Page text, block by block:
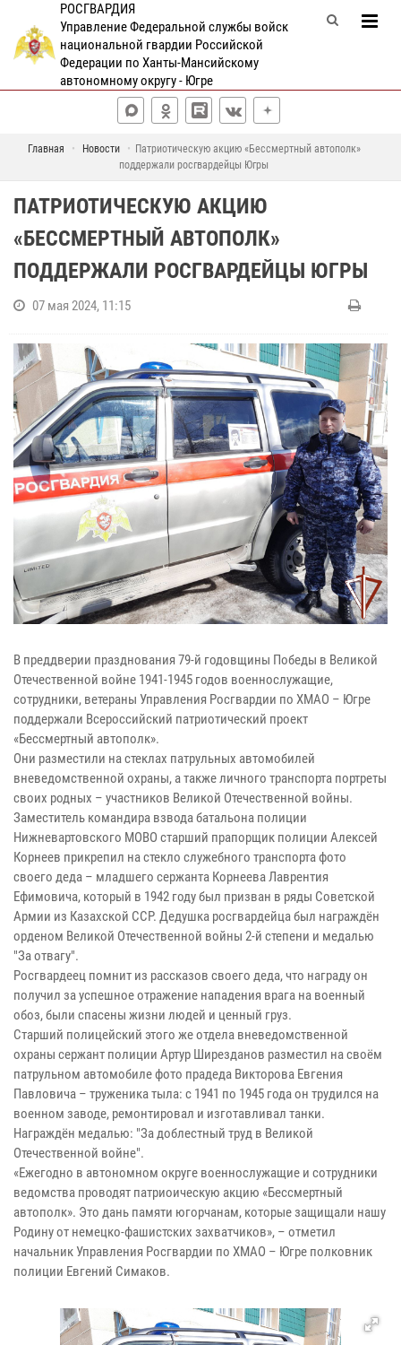
РОСГВАРДИЯ
Управление Федеральной службы войск
национальной гвардии Российской
Федерации по Ханты-Мансийскому
автономному округу - Югре
Главная Новости
Патриотическую акцию «Бессмертный автополк»
поддержали росгвардейцы Югры
ПАТРИОТИЧЕСКУЮ АКЦИЮ
«БЕССМЕРТНЫЙ АВТОПОЛК»
ПОДДЕРЖАЛИ РОСГВАРДЕЙЦЫ ЮГРЫ
07 мая 2024, 11:15
В преддверии празднования 79-й годовщины Победы в Великой
Отечественной войне 1941-1945 годов военнослужащие,
сотрудники, ветераны Управления Росгвардии по ХМАО – Югре
поддержали Всероссийский патриотический проект
«Бессмертный автополк».
Они разместили на стеклах патрульных автомобилей
вневедомственной охраны, а также личного транспорта портреты
своих родных – участников Великой Отечественной войны.
Заместитель командира взвода батальона полиции
Нижневартовского МОВО старший прапорщик полиции Алексей
Корнеев прикрепил на стекло служебного транспорта фото
своего деда – младшего сержанта Корнеева Лаврентия
Ефимовича, который в 1942 году был призван в ряды Советской
Армии из Казахской ССР. Дедушка росгвардейца был награждён
орденом Великой Отечественной войны 2-й степени и медалью
"За отвагу".
Росгвардеец помнит из рассказов своего деда, что награду он
получил за успешное отражение нападения врага на военный
обоз, были спасены жизни людей и ценный груз.
Старший полицейский этого же отдела вневедомственной
охраны сержант полиции Артур Ширезданов разместил на своём
патрульном автомобиле фото прадеда Викторова Евгения
Павловича – труженика тыла: с 1941 по 1945 года он трудился на
военном заводе, ремонтировал и изготавливал танки.
Награждён медалью: "За доблестный труд в Великой
Отечественной войне".
«Ежегодно в автономном округе военнослужащие и сотрудники
ведомства проводят патриоическую акцию «Бессмертный
автополк». Это дань памяти югорчанам, которые защищали нашу
Родину от немецко-фашистских захватчиков», – отметил
начальник Управления Росгвардии по ХМАО – Югре полковник
полиции Евгений Симаков.